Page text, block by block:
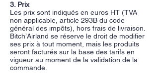
3. Prix
Les prix sont indiqués en euros HT (TVA
non applicable, article 293B du code
général des impôts), hors frais de livraison.
Bitch’Airland se réserve le droit de modifier
ses prix à tout moment, mais les produits
seront facturés sur la base des tarifs en
vigueur au moment de la validation de la
commande.​